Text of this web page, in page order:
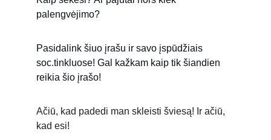
palengvėjimo?
Pasidalink šiuo įrašu ir savo įspūdžiais
soc.tinkluose! Gal kažkam kaip tik šiandien
reikia šio įrašo!
Ačiū, kad padedi man skleisti šviesą! Ir ačiū,
kad esi!